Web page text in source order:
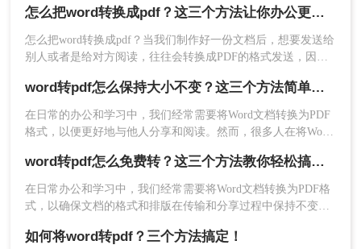
2、选择PDF转换-Word转PDF，支持上传doc、
更强。因此，假如碰到必须给另一方传输大文件的情况下，大
部分人都是会选择将word改成pdf，那么word怎样改成pdf呢？
一起看看下面这三个方法吧。
怎么把word转换成pdf？这三个方法让你办公更高效！
怎么把word转换成pdf？当我们制作好一份文档后，想要发送给
别人或者是给对方阅读，往往会转换成PDF的格式发送，因为
会将word转pdf，那么你知道怎么word转pdf吗？下面一起看看
吧。
word转pdf怎么保持大小不变？这三个方法简单搞定！
在日常的办公和学习中，我们经常需要将Word文档转换为PDF
格式，以便更好地与他人分享和阅读。然而，很多人在将Word
件大小会发生变化。那么，word转pdf怎么保持大小不变呢？本
文将为您介绍几种方法，帮助您解决这个问题。
word转pdf怎么免费转？这三个方法教你轻松搞定！
在日常办公和学习中，我们经常需要将Word文档转换为PDF格
式，以确保文档的格式和排版在传输和分享过程中保持不变。
免费的转换方法。那么word转pdf怎么免费转呢？本文将介绍几
如何将word转pdf？三个方法搞定！